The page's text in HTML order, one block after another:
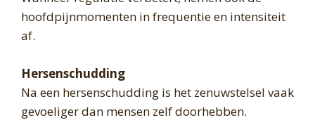
hoofdpijnmomenten in frequentie en intensiteit
af.
Hersenschudding
Na een hersenschudding is het zenuwstelsel vaak
gevoeliger dan mensen zelf doorhebben.